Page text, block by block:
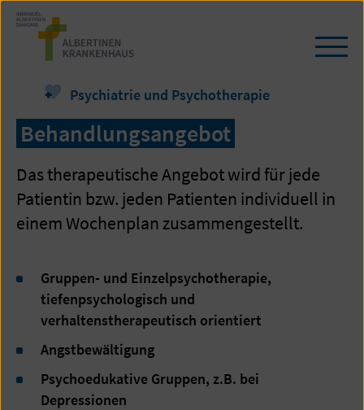
Zum
Seiteninhalt
springen
Psychiatrie und Psychotherapie
Behandlungsangebot
Das therapeutische Angebot wird für jede
Patientin bzw. jeden Patienten individuell in
einem Wochenplan zusammengestellt.
Gruppen- und Einzelpsychotherapie,
tiefenpsychologisch und
verhaltenstherapeutisch orientiert
Angstbewältigung
Psychoedukative Gruppen, z.B. bei
Depressionen